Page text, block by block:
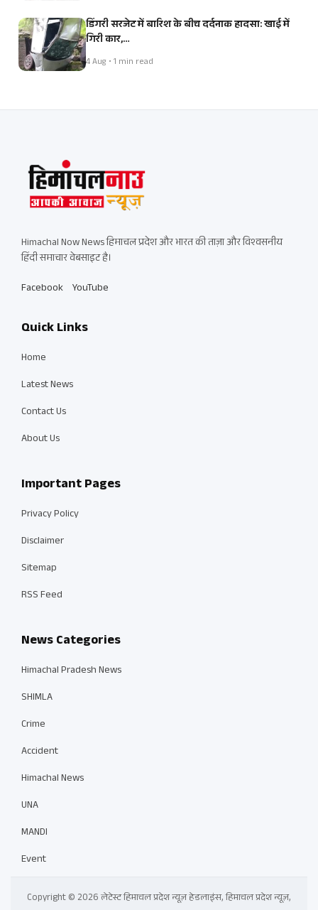
डिंगरी सरजेट में बारिश के बीच दर्दनाक हादसा: खाई में
गिरी कार,…
4 Aug • 1 min read
Himachal Now News हिमाचल प्रदेश और भारत की ताज़ा और विश्वसनीय
हिंदी समाचार वेबसाइट है।
Facebook YouTube
Quick Links
Home
Latest News
Contact Us
About Us
Important Pages
Privacy Policy
Disclaimer
Sitemap
RSS Feed
News Categories
Himachal Pradesh News
SHIMLA
Crime
Accident
Himachal News
UNA
MANDI
Event
Copyright © 2026 लेटेस्ट हिमाचल प्रदेश न्यूज़ हेडलाइंस, हिमाचल प्रदेश न्यूज़,